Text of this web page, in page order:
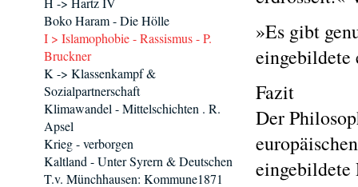
»Es gibt
eingebildete
Fazit
Der
eingebildete
Boko Haram - Die Hölle
I > Islamophobie - Rassismus - P.
Bruckner
K -> Klassenkampf &
Sozialpartnerschaft
Klimawandel - Mittelschichten . R.
Apsel
Krieg - verborgen
Kaltland - Unter Syrern & Deutschen
T.v. Münchhausen: Kommune1871